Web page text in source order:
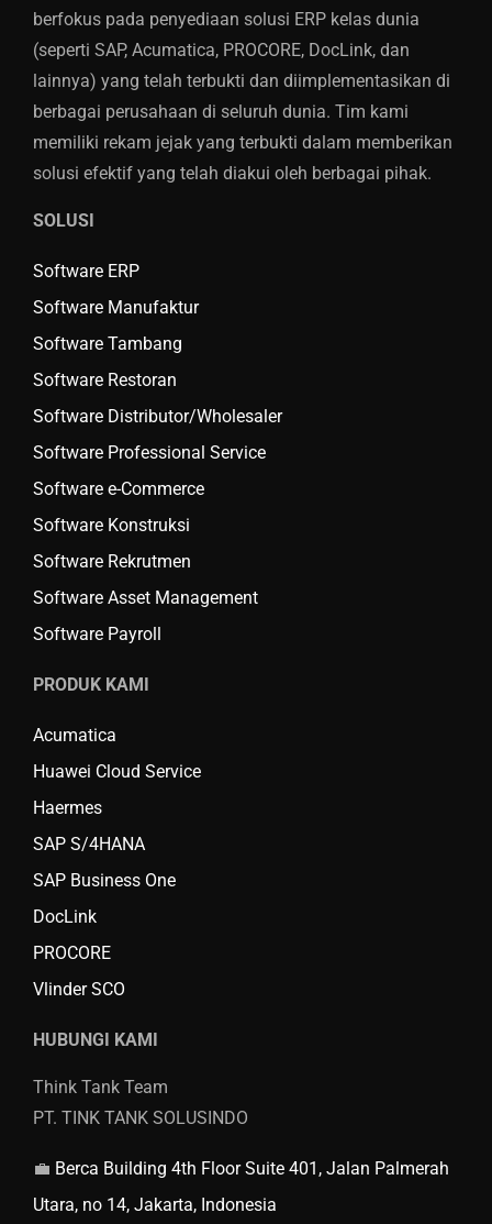
berfokus pada penyediaan solusi ERP kelas dunia
(seperti SAP, Acumatica, PROCORE, DocLink, dan
lainnya) yang telah terbukti dan diimplementasikan di
berbagai perusahaan di seluruh dunia. Tim kami
memiliki rekam jejak yang terbukti dalam memberikan
solusi efektif yang telah diakui oleh berbagai pihak.
SOLUSI
Software ERP
Software Manufaktur
Software Tambang
Software Restoran
Software Distributor/Wholesaler
Software Professional Service
Software e-Commerce
Software Konstruksi
Software Rekrutmen
Software Asset Management
Software Payroll
PRODUK KAMI
Acumatica
Huawei Cloud Service
Haermes
SAP S/4HANA
SAP Business One
DocLink
PROCORE
Vlinder SCO
HUBUNGI KAMI
Think Tank Team
PT. TINK TANK SOLUSINDO
💼 Berca Building 4th Floor Suite 401, Jalan Palmerah
Utara, no 14, Jakarta, Indonesia